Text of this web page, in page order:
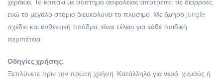
χεράκια. Το καπάκι με σύστημα ασφαλείας αποτρέπει τις διαρροές,
ενώ το μεγάλο στόμιο διευκολύνει το πλύσιμο. Με ζωηρό jungle
σχέδιο και ανθεκτική πούδρα, είναι τέλειο για κάθε παιδική
περιπέτεια.
Οδηγίες χρήσης:
Ξεπλύνετε πριν την πρώτη χρήση. Κατάλληλο για νερό, χυμούς ή